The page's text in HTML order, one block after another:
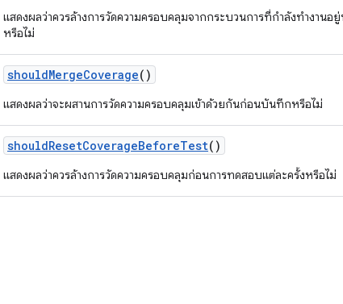
แสดงผลว่าควรล้างการวัดความครอบคลุมจากกระบวนการที่กำลังทำงาน
หรือไม่
shouldMergeCoverage()
แสดงผลว่าจะผสานการวัดความครอบคลุมเข้าด้วยกันก่อนบันทึกหรือไม่
shouldResetCoverageBeforeTest()
แสดงผลว่าควรล้างการวัดความครอบคลุมก่อนการทดสอบแต่ละครั้งหรือไม่